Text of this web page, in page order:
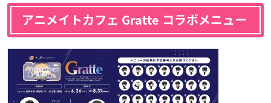
アニメイトカフェ Gratte コラボメニュー